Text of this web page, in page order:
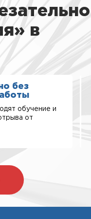
в
без
обучение и
от